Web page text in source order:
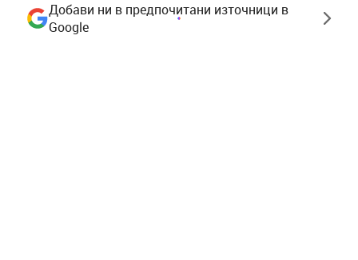
Добави ни в предпочитани източници в
Google